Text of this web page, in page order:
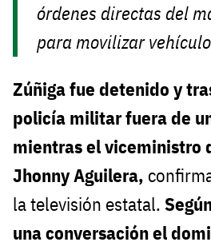
órdenes directas del
para movilizar
Zúñiga fue detenido y
policía militar fuera de
mientras el viceministro
Jhonny Aguilera,
la televisión estatal.
una conversación el